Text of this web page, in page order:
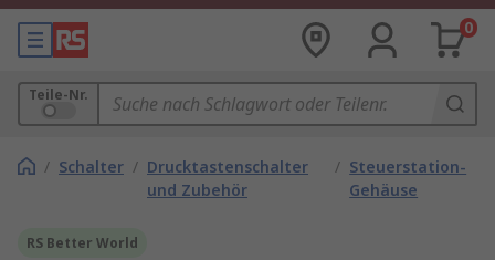
0
Teile-Nr.
/ Schalter / Drucktastenschalter
und Zubehör
/ Steuerstation-
Gehäuse
RS Better World